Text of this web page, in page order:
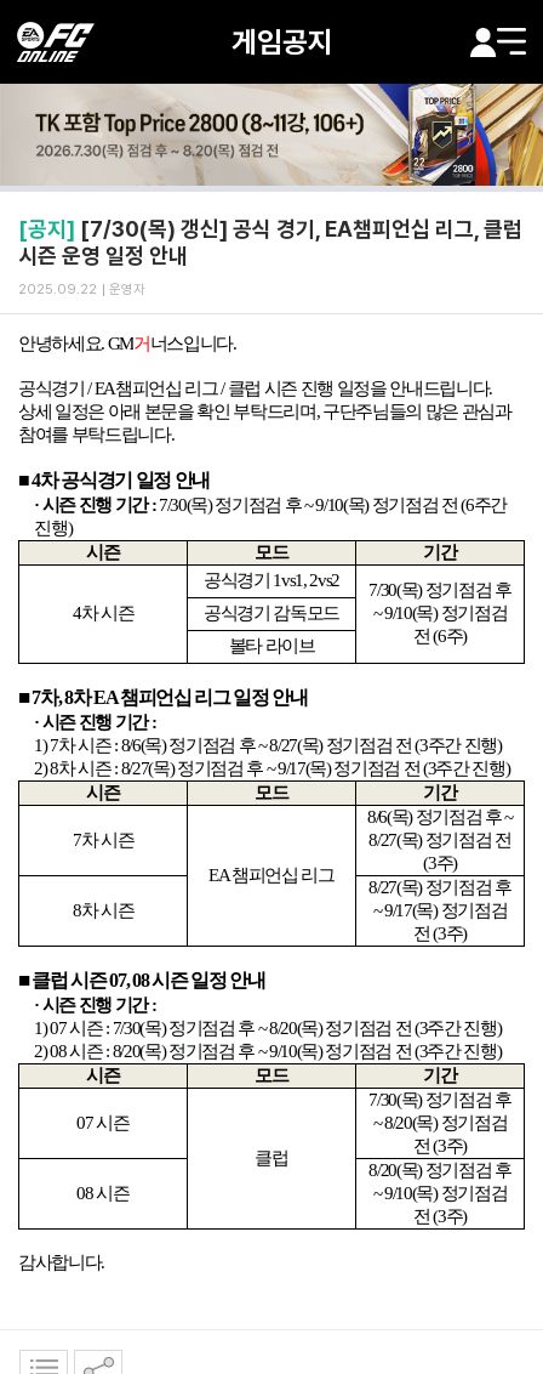
게임공지
[공지] [7/30(목) 갱신] 공식 경기, EA챔피언십 리그, 클럽
시즌 운영 일정 안내
2025.09.22 운영자
안녕하세요. GM거너스입니다.
공식경기 / EA챔피언십 리그/클럽 시즌 진행 일정을 안내드립니다.
상세 일정은 아래 본문을 확인 부탁드리며,구단주님들의 많은 관심과
참여를 부탁드립니다.
■4차 공식경기 일정 안내
· 시즌 진행 기간:7/30(목)정기점검 후~ 9/10(목)정기점검 전(6주간
진행)
시즌
모드 기간
4차 시즌
공식경기 1vs1, 2vs2 7/30(목)정기점검 후
~ 9/10(목)정기점검
전 (6주)
공식경기 감독모드
볼타 라이브
■7차, 8차EA챔피언십 리그 일정 안내
· 시즌 진행 기간:
1) 7차 시즌: 8/6(목)정기점검 후~ 8/27(목)정기점검 전(3주간 진행)
2) 8차 시즌: 8/27(목)정기점검 후~ 9/17(목)정기점검 전 (3주간 진행)
시즌
모드 기간
7차 시즌
EA챔피언십 리그
8/6(목)정기점검 후~
8/27(목)정기점검 전
(3주)
8차 시즌
8/27(목)정기점검 후
~ 9/17(목)정기점검
전 (3주)
■클럽 시즌07, 08시즌 일정 안내
· 시즌 진행 기간:
1) 07시즌: 7/30(목)정기점검 후~ 8/20(목)정기점검 전(3주간 진행)
2) 08시즌: 8/20(목)정기점검 후~ 9/10(목)정기점검 전 (3주간 진행)
시즌
모드 기간
07시즌
클럽
7/30(목)정기점검 후
~ 8/20(목)정기점검
전 (3주)
08시즌
8/20(목)정기점검 후
~ 9/10(목)정기점검
전 (3주)
감사합니다.